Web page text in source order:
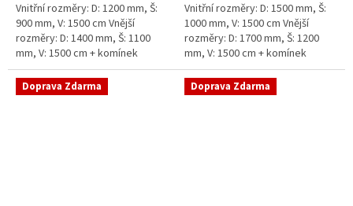
Vnitřní rozměry: D: 1200 mm, Š:
900 mm, V: 1500 cm Vnější
rozměry: D: 1400 mm, Š: 1100
mm, V: 1500 cm + komínek
Šachta na vrt k obetonování -
vhodná pod parkovací...
Vnitřní rozměry: D: 1500 mm, Š:
1000 mm, V: 1500 cm Vnější
rozměry: D: 1700 mm, Š: 1200
mm, V: 1500 cm + komínek
Šachta na vrt k obetonování -
vhodná pod parkovací...
Doprava Zdarma Doprava Zdarma